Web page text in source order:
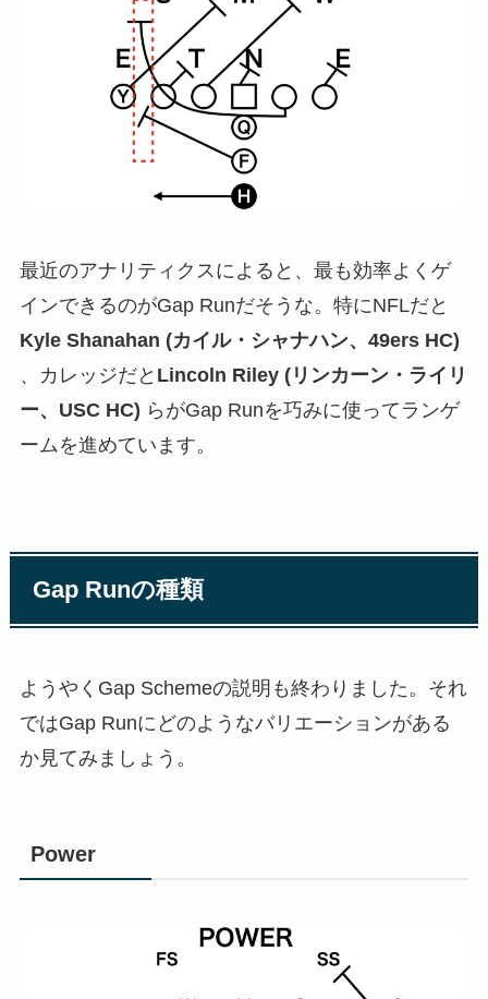
最近のアナリティクスによると、最も効率よくゲ
インできるのがGap Runだそうな。特にNFLだと
Kyle Shanahan (カイル・シャナハン、49ers HC)
、カレッジだと Lincoln Riley (リンカーン・ライリ
ー、USC HC) らがGap Runを巧みに使ってランゲ
ームを進めています。
Gap Runの種類
ようやくGap Schemeの説明も終わりました。それ
ではGap Runにどのようなバリエーションがある
か見てみましょう。
Power